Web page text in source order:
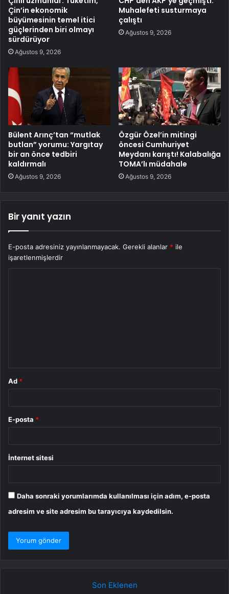
Çin’in ekonomik
büyümesinin temel itici
güçlerinden biri olmayı
sürdürüyor
Ağustos 9, 2026
Muhalefeti susturmaya
çalıştı
Ağustos 9, 2026
Bülent Arınç’tan “mutlak
butlan” yorumu: Yargıtay
bir an önce tedbiri
kaldırmalı
Ağustos 9, 2026
Özgür Özel’in mitingi
öncesi Cumhuriyet
Meydanı karıştı! Kalabalığa
TOMA’lı müdahale
Ağustos 9, 2026
Bir yanıt yazın
E-posta adresiniz yayınlanmayacak. Gerekli alanlar * ile
işaretlenmişlerdir
Ad *
E-posta *
İnternet sitesi
Daha sonraki yorumlarımda kullanılması için adım, e-posta
adresim ve site adresim bu tarayıcıya kaydedilsin.
Son Eklenen